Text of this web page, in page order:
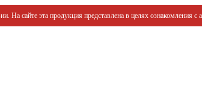
сайте эта продукция представлена в целях ознакомления с